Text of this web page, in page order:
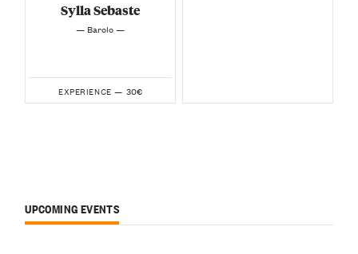
Sylla Sebaste
— Barolo —
EXPERIENCE — 30€
UPCOMING EVENTS